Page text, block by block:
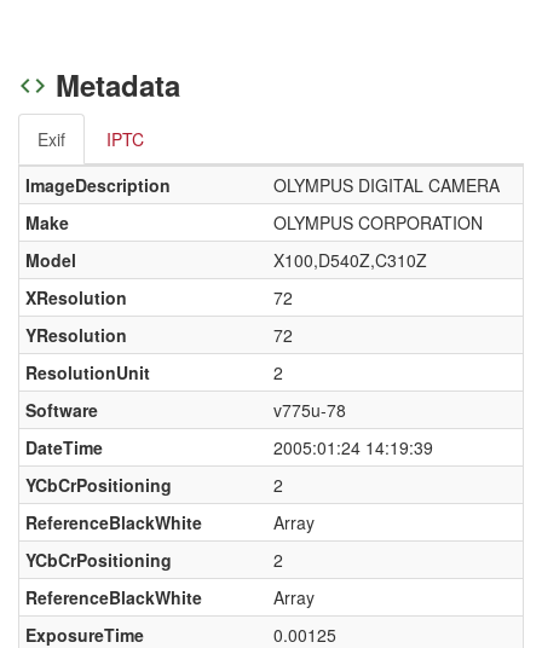
Metadata
Exif
IPTC
ImageDescription
OLYMPUS DIGITAL CAMERA
Make
OLYMPUS CORPORATION
Model
X100,D540Z,C310Z
XResolution
72
YResolution
72
ResolutionUnit
2
Software
v775u-78
DateTime
2005:01:24 14:19:39
YCbCrPositioning
2
ReferenceBlackWhite
Array
YCbCrPositioning
2
ReferenceBlackWhite
Array
ExposureTime
0.00125